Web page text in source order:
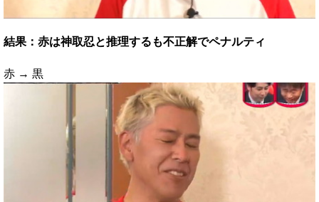
結果：赤は神取忍と推理するも不正解でペナルティ
赤 → 黒